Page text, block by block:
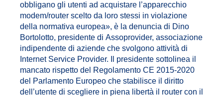
obbligano gli utenti ad acquistare l’apparecchio
modem/router scelto da loro stessi in violazione
della normativa europea», è la denuncia di Dino
Bortolotto, presidente di Assoprovider, associazione
indipendente di aziende che svolgono attività di
Internet Service Provider. Il presidente sottolinea il
mancato rispetto del Regolamento CE 2015-2020
del Parlamento Europeo che stabilisce il diritto
dell’utente di scegliere in piena libertà il router con il